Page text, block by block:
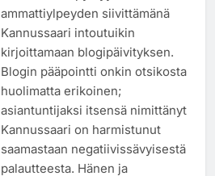
ammattiylpeyden siivittämänä
Kannussaari intoutuikin
kirjoittamaan blogipäivityksen.
Blogin pääpointti onkin otsikosta
huolimatta erikoinen;
asiantuntijaksi itsensä nimittänyt
Kannussaari on harmistunut
saamastaan negatiivissävyisestä
palautteesta. Hänen ja